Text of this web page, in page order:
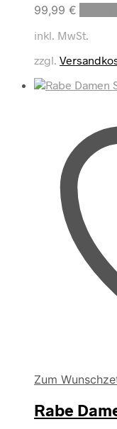
99,99 €
inkl. MwSt.
zzgl.
Zum
Rabe